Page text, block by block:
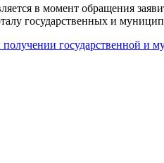
в момент обращения
государственных и
государственной и